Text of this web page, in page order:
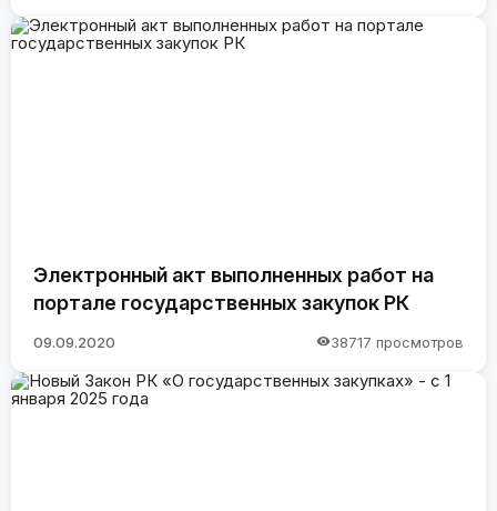
Электронный акт выполненных работ на
портале государственных закупок РК
09.09.2020 38717 просмотров